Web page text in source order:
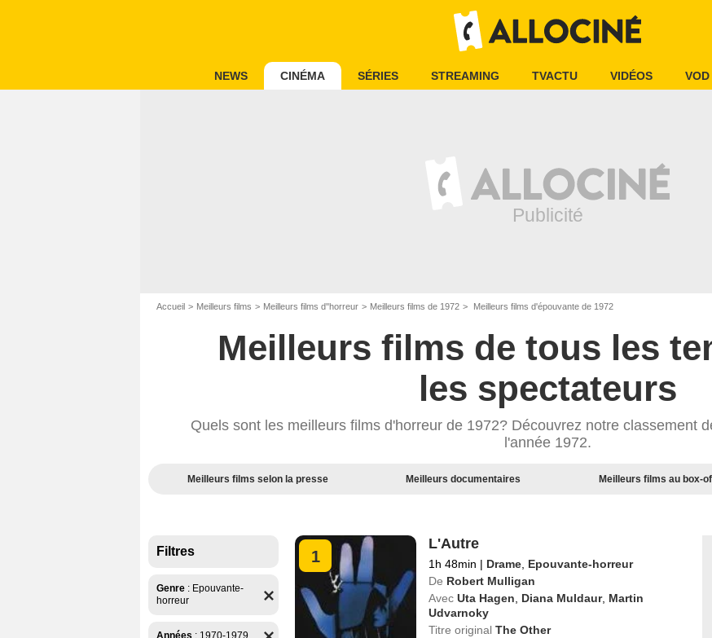
NEWS CINÉMA SÉRIES STREAMING TVACTU VIDÉOS VOD
Accueil Meilleurs films Meilleurs films d''horreur Meilleurs films de 1972 Meilleurs films d'épouvante de 1972
Meilleurs films de tous les
les spectateurs
Quels sont les meilleurs films d'horreur de 1972? Découvrez notre classement
l'année 1972.
Meilleurs films selon la presse Meilleurs documentaires Meilleurs films au box-
Filtres
Genre : Epouvante-
horreur
Années : 1970-1979
1
L'Autre
1h 48min | Drame, Epouvante-horreur
De Robert Mulligan
Avec Uta Hagen Diana Muldaur, Martin
Udvarnoky
Titre original The Other